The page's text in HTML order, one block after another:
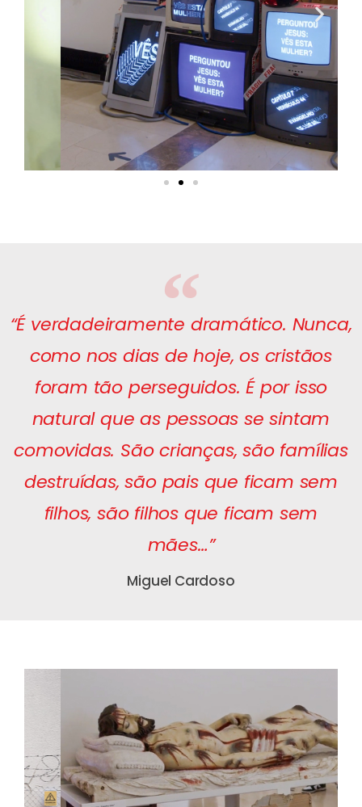
“É verdadeiramente dramático. Nunca,
como nos dias de hoje, os cristãos
foram tão perseguidos. É por isso
natural que as pessoas se sintam
comovidas. São crianças, são famílias
destruídas, são pais que ficam sem
filhos, são filhos que ficam sem
mães…”
Miguel Cardoso